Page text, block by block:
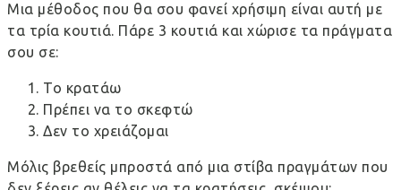
Μια μέθοδος που θα σου φανεί χρήσιμη είναι αυτή με
τα τρία κουτιά. Πάρε 3 κουτιά και χώρισε τα πράγματα
σου σε:
Το κρατάω
Πρέπει να το σκεφτώ
Δεν το χρειάζομαι
Μόλις βρεθείς μπροστά από μια στίβα πραγμάτων που